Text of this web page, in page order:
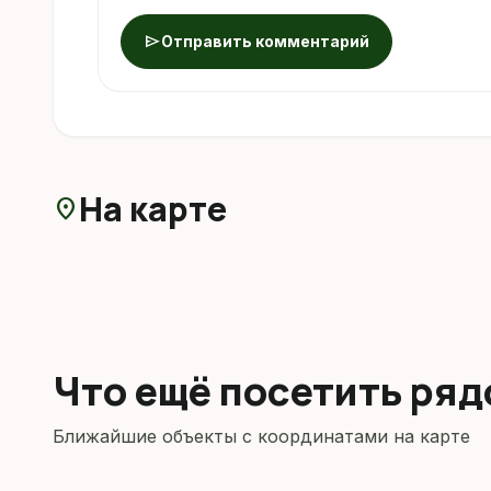
sendОтправить комментарий
location_on На карте
Что ещё посетить
Ближайшие объекты с координатами на карте